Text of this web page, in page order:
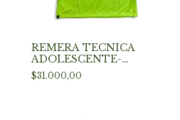
REMERA TECNICA
ADOLESCENTE-
AMARILLO
$31.000,00